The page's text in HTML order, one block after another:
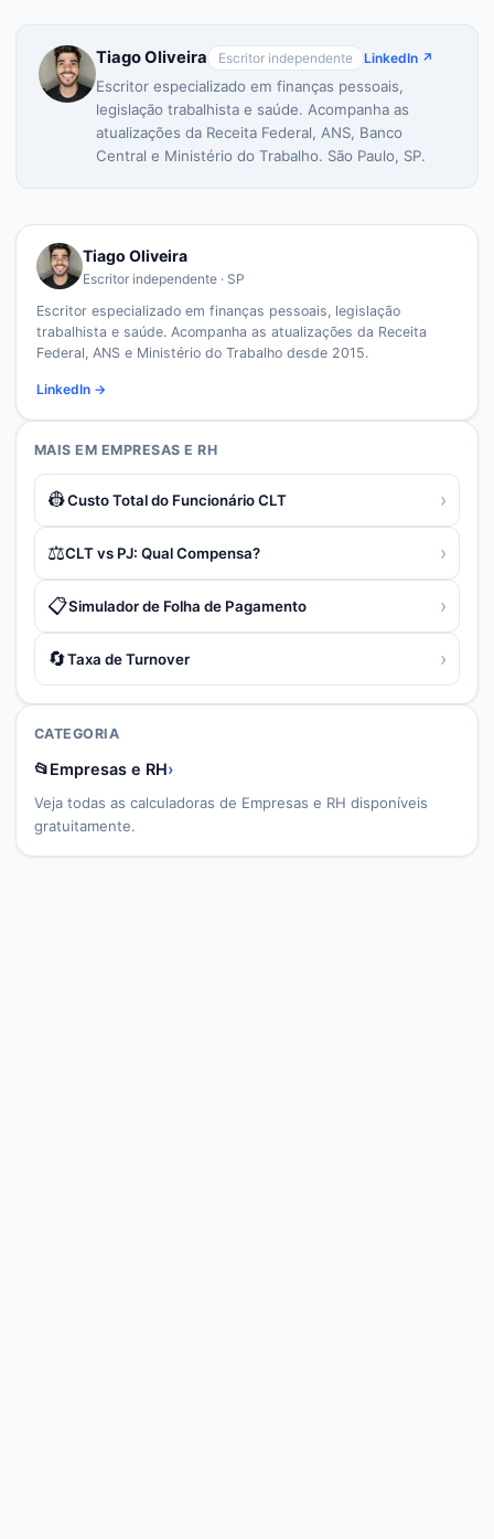
Tiago Oliveira Escritor independente LinkedIn ↗
Escritor especializado em finanças pessoais,
legislação trabalhista e saúde. Acompanha as
atualizações da Receita Federal, ANS, Banco
Central e Ministério do Trabalho. São Paulo, SP.
Tiago Oliveira
Escritor independente · SP
Escritor especializado em finanças pessoais, legislação
trabalhista e saúde. Acompanha as atualizações da Receita
Federal, ANS e Ministério do Trabalho desde 2015.
LinkedIn →
MAIS EM EMPRESAS E RH
👷Custo Total do Funcionário CLT ›
⚖️CLT vs PJ: Qual Compensa? ›
📋Simulador de Folha de Pagamento ›
🔄Taxa de Turnover ›
CATEGORIA
📂Empresas e RH›
Veja todas as calculadoras de Empresas e RH disponíveis
gratuitamente.